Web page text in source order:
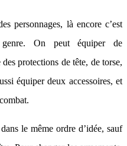
personnages, là encore c’est
On peut équiper de
protections de tête, de torse,
équiper deux accessoires, et
le même ordre d’idée, sauf